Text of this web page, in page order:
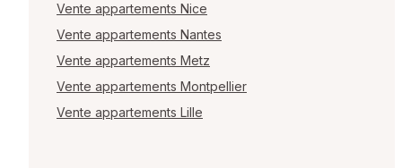
Vente appartements Nice
Vente appartements Nantes
Vente appartements Metz
Vente appartements Montpellier
Vente appartements Lille